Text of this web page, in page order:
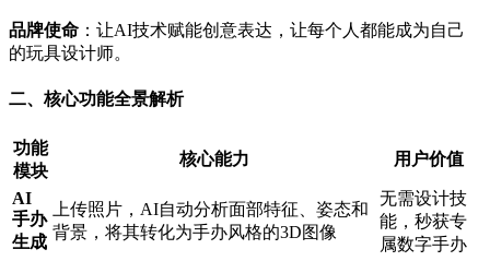
品牌使命 ：让AI技术赋能创意表达，让每个人都能成为自己
的玩具设计师。
二、核心功能全景解析
功能
模块
核心能力 用户价值
AI
手办
生成
上传照片，AI自动分析面部特征、姿态和
背景，将其转化为手办风格的3D图像
无需设计技
能，秒获专
属数字手办